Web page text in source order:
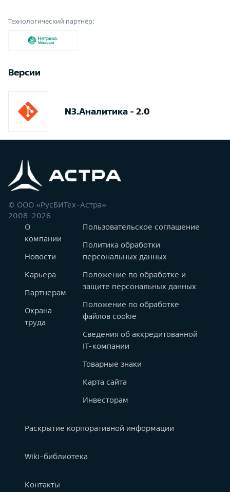
Технологический партнёр:
Версии
N3.Аналитика - 2.0
© ООО «РусБИТех-Астра»
2008-2026
О
компании
Новости
Карьера
Партнерам
Охрана
труда
Пользовательское соглашение
Политика обработки
персональных данных
Положение по обработке и
защите персональных данных
Положение по обработке
файлов cookie
Сведения об аккредитованной
IT-компании
Товарные знаки
Карта сайта
Инвесторам
Раскрытие корпоративной информации
Wiki-библиотека
Контакты